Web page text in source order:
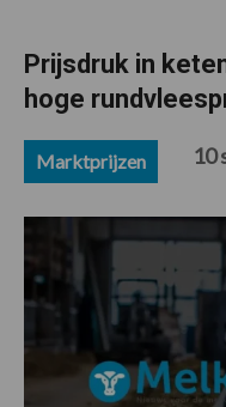
Prijsdruk in
hoge
Marktprijzen 10